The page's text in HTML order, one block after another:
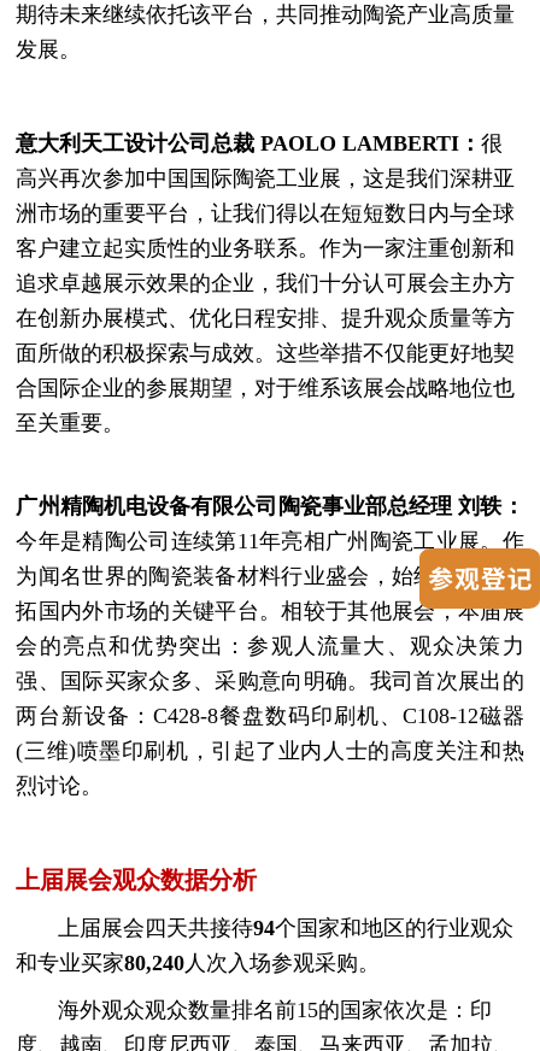
期待未来继续依托该平台，共同推动陶瓷产业高质量
发展。
意大利天工设计公司总裁 PAOLO LAMBERTI：很
高兴再次参加中国国际陶瓷工业展，这是我们深耕亚
洲市场的重要平台，让我们得以在短短数日内与全球
客户建立起实质性的业务联系。作为一家注重创新和
追求卓越展示效果的企业，我们十分认可展会主办方
在创新办展模式、优化日程安排、提升观众质量等方
面所做的积极探索与成效。这些举措不仅能更好地契
合国际企业的参展期望，对于维系该展会战略地位也
至关重要。
广州精陶机电设备有限公司陶瓷事业部总经理 刘轶：
今年是精陶公司连续第11年亮相广州陶瓷工业展。作
为闻名世界的陶瓷装备材料行业盛会，始终是我司开
拓国内外市场的关键平台。相较于其他展会，本届展
会的亮点和优势突出：参观人流量大、观众决策力
强、国际买家众多、采购意向明确。我司首次展出的
两台新设备：C428-8餐盘数码印刷机、C108-12磁器
(三维)喷墨印刷机，引起了业内人士的高度关注和热
烈讨论。
上届展会观众数据分析
上届展会四天共接待94个国家和地区的行业观众
和专业买家80,240 人次入场参观采购。
海外观众观众数量排名前15的国家依次是：印
度、越南、印度尼西亚、泰国、马来西亚、孟加拉、